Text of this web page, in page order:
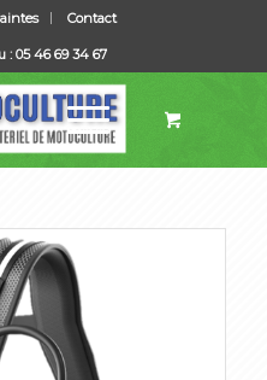
Contact
: 05 46 69 34 67